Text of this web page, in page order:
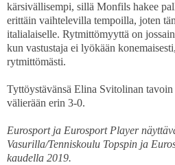
kärsivällisempi, sillä Monfils hakee
erittäin vaihtelevilla tempoilla, joten
italialaiselle. Rytmittömyyttä on
kun vastustaja ei lyökään
rytmittömästi.
Tyttöystävänsä Elina Svitolinan
välierään erin 3-0.
Eurosport ja Eurosport Player
Vasurilla/Tenniskoulu Topspin ja
kaudella 2019.